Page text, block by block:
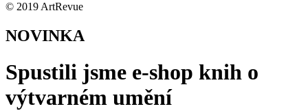
© 2019 ArtRevue
NOVINKA
Spustili jsme e-shop knih o
výtvarném umění